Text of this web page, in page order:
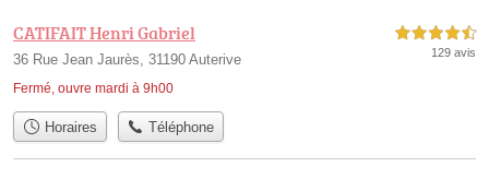
CATIFAIT Henri Gabriel
36 Rue Jean Jaurès, 31190 Auterive
Fermé, ouvre mardi à 9h00
4,5 étoiles sur 5
129 avis
Horaires Téléphone